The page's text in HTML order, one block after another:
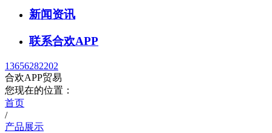
新闻资讯
联系合欢APP
13656282202
合欢APP贸易
您现在的位置：
首页
/
产品展示